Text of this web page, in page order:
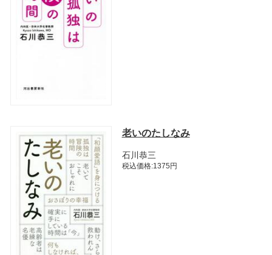
老いのたしなみ
石川恭三
税込価格:1375円